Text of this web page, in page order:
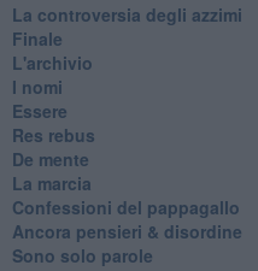
La controversia degli azzimi
Finale
L'archivio
I nomi
Essere
Res rebus
De mente
La marcia
Confessioni del pappagallo
Ancora pensieri & disordine
Sono solo parole